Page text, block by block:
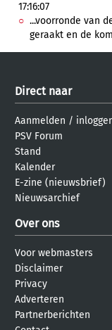
17:16:07
...voorronde van
geraakt en de
Direct naar
Aanmelden /
PSV Forum
Stand
Kalender
E-zine (nieuwsbrief)
Nieuwsarchief
Over ons
Voor webmasters
Disclaimer
Privacy
Adverteren
Partnerberichten